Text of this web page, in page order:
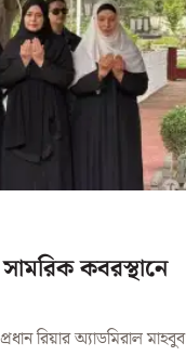
কবরস্থানে
রিয়ার অ্যাডমিরাল মাহবুব